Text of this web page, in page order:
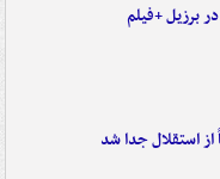
برزیل +فیلم
از استقلال جدا شد